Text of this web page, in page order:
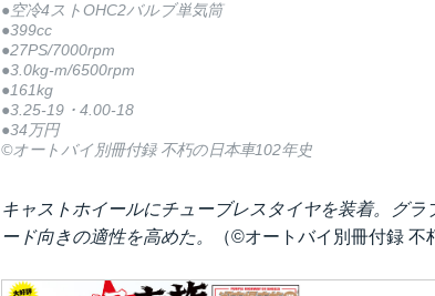
●空冷4ストOHC2バルブ単気筒
●399cc
●27PS/7000rpm
●3.0kg-m/6500rpm
●161kg
●3.25-19・4.00-18
●34万円
©オートバイ別冊付録 不朽の日本車102年史
キャストホイールにチューブレスタイヤを装着。グ
ード向きの適性を高めた。
（©オートバイ別冊付録 不